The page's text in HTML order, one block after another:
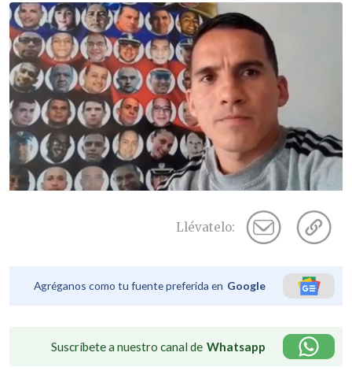
Llévatelo:
Agréganos como tu fuente preferida en Google
Suscríbete a nuestro canal de Whatsapp